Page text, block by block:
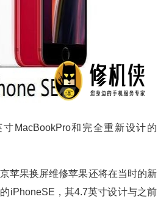
MacBookPro和完全重新设计的
苹果换屏维修苹果还将在当时的新
iPhoneSE，其4.7英寸设计与之前